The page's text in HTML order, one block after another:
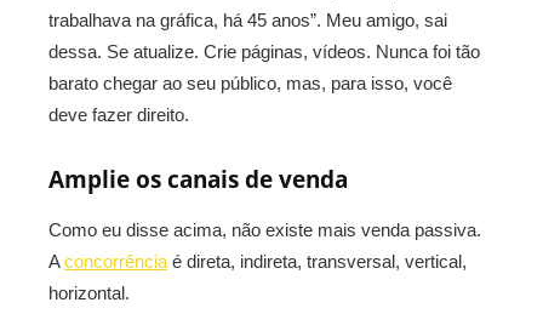
trabalhava na gráfica, há 45 anos”. Meu amigo, sai
dessa. Se atualize. Crie páginas, vídeos. Nunca foi tão
barato chegar ao seu público, mas, para isso, você
deve fazer direito.
Amplie os canais de venda
Como eu disse acima, não existe mais venda passiva.
Aconcorrência é direta, indireta, transversal, vertical,
horizontal.